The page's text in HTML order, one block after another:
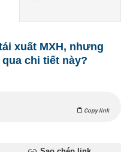
xuất MXH, nhưng
chi tiết này?
Copy link